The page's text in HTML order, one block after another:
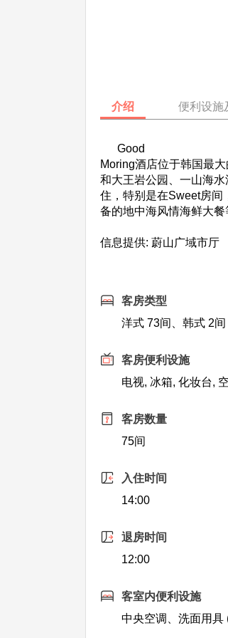
介绍 便利设施
Good
Moring酒店位于韩国最
和大王岩公园、一山海
住，特别是在Sweet房间
备的地中海风情海鲜大
信息提供: 蔚山广域市厅
客房类型
洋式 73间、韩式 2间
客房便利设施
电视, 冰箱, 化妆台,
客房数量
75间
入住时间
14:00
退房时间
12:00
客室内便利设施
中央空调、洗面用具